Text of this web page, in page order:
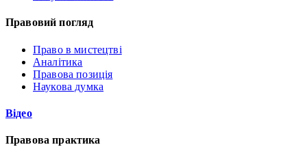
Правовий погляд
Право в мистецтві
Аналітика
Правова позиція
Наукова думка
Відео
Правова практика